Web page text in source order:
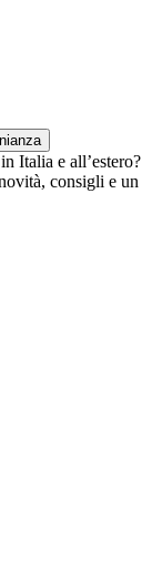
Italia e all’estero?
consigli e un